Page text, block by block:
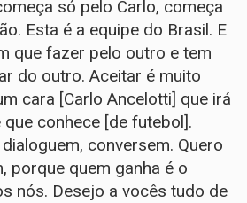
só pelo Carlo, começa
Esta é a equipe do Brasil. E
que fazer pelo outro e tem
do outro. Aceitar é muito
cara [Carlo Ancelotti] que irá
conhece [de futebol].
conversem. Quero
porque quem ganha é o
nós. Desejo a vocês tudo de